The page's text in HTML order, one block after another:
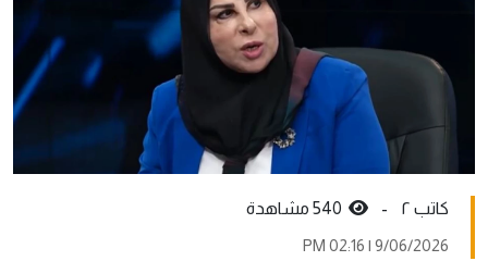
کاتب ٢ -
9/06/2026 | 02:16 PM